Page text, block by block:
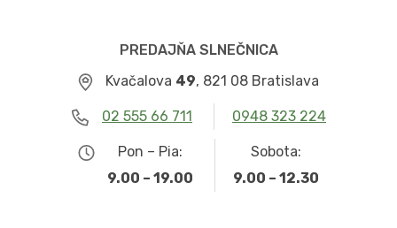
PREDAJŇA SLNEČNICA
Kvačalova 49, 821 08 Bratislava
02 555 66 711 0948 323 224
Pon – Pia:
9.00 – 19.00
Sobota:
9.00 – 12.30